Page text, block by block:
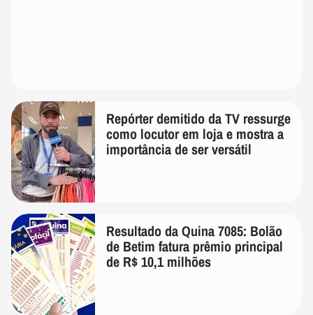
Repórter demitido da TV ressurge
como locutor em loja e mostra a
importância de ser versátil
Resultado da Quina 7085: Bolão
de Betim fatura prêmio principal
de R$ 10,1 milhões